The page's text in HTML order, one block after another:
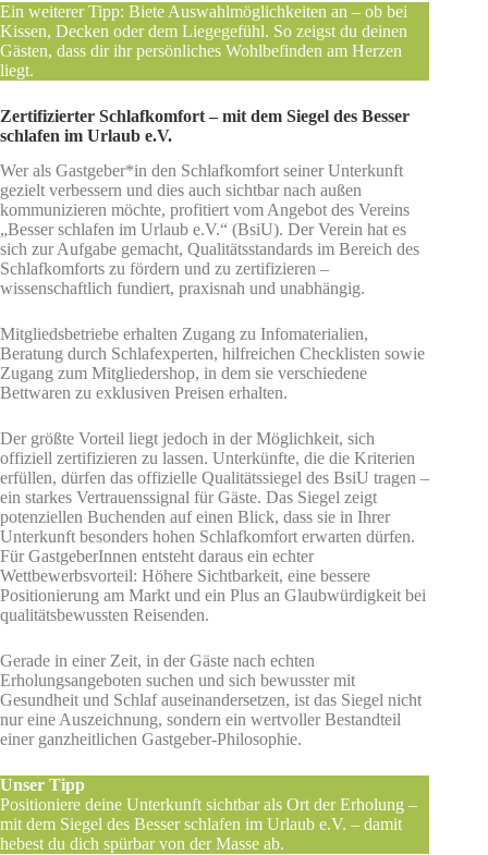
Ein weiterer Tipp: Biete Auswahlmöglichkeiten an – ob bei
Kissen, Decken oder dem Liegegefühl. So zeigst du deinen
Gästen, dass dir ihr persönliches Wohlbefinden am Herzen
liegt.
Zertifizierter Schlafkomfort – mit dem Siegel des Besser
schlafen im Urlaub e.V.
Wer als Gastgeber*in den Schlafkomfort seiner Unterkunft
gezielt verbessern und dies auch sichtbar nach außen
kommunizieren möchte, profitiert vom Angebot des Vereins
„Besser schlafen im Urlaub e.V.“ (BsiU). Der Verein hat es
sich zur Aufgabe gemacht, Qualitätsstandards im Bereich des
Schlafkomforts zu fördern und zu zertifizieren –
wissenschaftlich fundiert, praxisnah und unabhängig.
Mitgliedsbetriebe erhalten Zugang zu Infomaterialien,
Beratung durch Schlafexperten, hilfreichen Checklisten sowie
Zugang zum Mitgliedershop, in dem sie verschiedene
Bettwaren zu exklusiven Preisen erhalten.
Der größte Vorteil liegt jedoch in der Möglichkeit, sich
offiziell zertifizieren zu lassen. Unterkünfte, die die Kriterien
erfüllen, dürfen das offizielle Qualitätssiegel des BsiU tragen –
ein starkes Vertrauenssignal für Gäste. Das Siegel zeigt
potenziellen Buchenden auf einen Blick, dass sie in Ihrer
Unterkunft besonders hohen Schlafkomfort erwarten dürfen.
Für GastgeberInnen entsteht daraus ein echter
Wettbewerbsvorteil: Höhere Sichtbarkeit, eine bessere
Positionierung am Markt und ein Plus an Glaubwürdigkeit bei
qualitätsbewussten Reisenden.
Gerade in einer Zeit, in der Gäste nach echten
Erholungsangeboten suchen und sich bewusster mit
Gesundheit und Schlaf auseinandersetzen, ist das Siegel nicht
nur eine Auszeichnung, sondern ein wertvoller Bestandteil
einer ganzheitlichen Gastgeber-Philosophie.
Unser Tipp
Positioniere deine Unterkunft sichtbar als Ort der Erholung –
mit dem Siegel des Besser schlafen im Urlaub e.V. – damit
hebest du dich spürbar von der Masse ab.